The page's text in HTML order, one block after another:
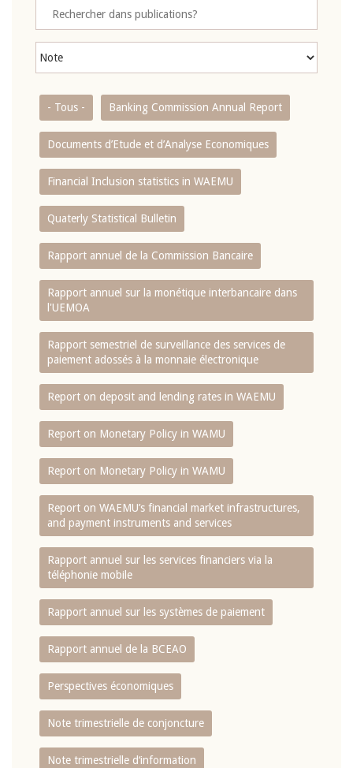
- Tous - Banking Commission Annual Report
Documents d’Etude et d’Analyse Economiques
Financial Inclusion statistics in WAEMU
Quaterly Statistical Bulletin
Rapport annuel de la Commission Bancaire
Rapport annuel sur la monétique interbancaire dans
l'UEMOA
Rapport semestriel de surveillance des services de
paiement adossés à la monnaie électronique
Report on deposit and lending rates in WAEMU
Report on Monetary Policy in WAMU
Report on Monetary Policy in WAMU
Report on WAEMU’s financial market infrastructures,
and payment instruments and services
Rapport annuel sur les services financiers via la
téléphonie mobile
Rapport annuel sur les systèmes de paiement
Rapport annuel de la BCEAO
Perspectives économiques
Note trimestrielle de conjoncture
Note trimestrielle d‘information